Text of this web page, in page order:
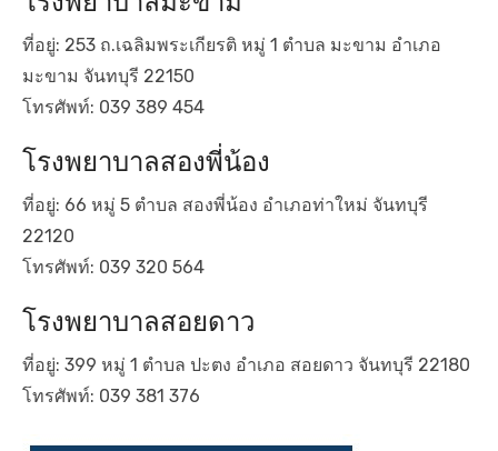
ที่อยู่: 253 ถ.เฉลิมพระเกียรติ หมู่ 1 ตำบล มะขาม อำเภอ
มะขาม จันทบุรี 22150
โทรศัพท์: 039 389 454
โรงพยาบาลสองพี่น้อง
ที่อยู่: 66 หมู่ 5 ตำบล สองพี่น้อง อำเภอท่าใหม่ จันทบุรี
22120
โทรศัพท์: 039 320 564
โรงพยาบาลสอยดาว
ที่อยู่: 399 หมู่ 1 ตำบล ปะตง อำเภอ สอยดาว จันทบุรี 22180
โทรศัพท์: 039 381 376